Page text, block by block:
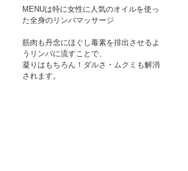
MENUは特に女性に人気のオイルを使っ
た全身のリンパマッサージ
筋肉も丹念にほぐし毒素を排出させるよ
うリンパに流すことで、
凝りはもちろん！ダルさ・ムクミも解消
されます。